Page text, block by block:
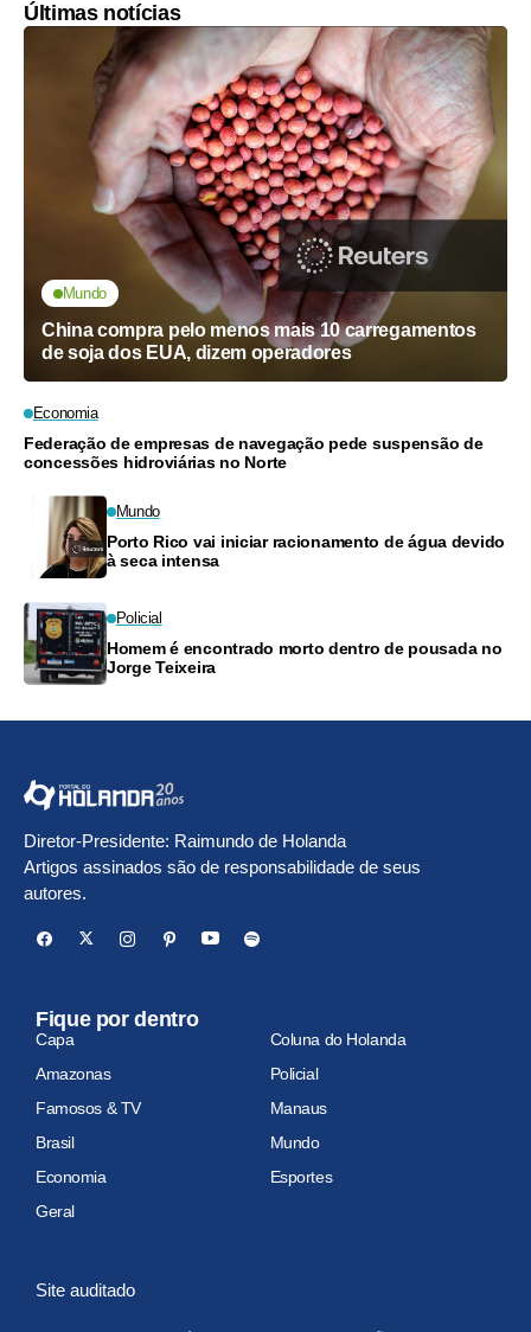
Últimas notícias
Mundo
China compra pelo menos mais 10 carregamentos
de soja dos EUA, dizem operadores
Economia
Federação de empresas de navegação pede suspensão de
concessões hidroviárias no Norte
Mundo
Porto Rico vai iniciar racionamento de água devido
à seca intensa
Policial
Homem é encontrado morto dentro de pousada no
Jorge Teixeira
Diretor-Presidente: Raimundo de Holanda
Artigos assinados são de responsabilidade de seus
autores.
Fique por dentro
Capa
Coluna do Holanda
Amazonas
Policial
Famosos & TV
Manaus
Brasil
Mundo
Economia
Esportes
Geral
Site auditado